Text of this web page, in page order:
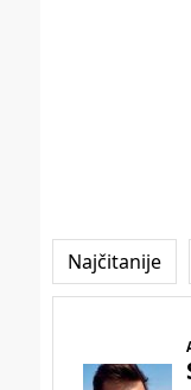
Najčitanije